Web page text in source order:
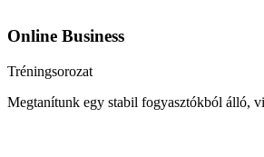
Online Business
Tréningsorozat
Megtanítunk egy stabil fogyasztókból álló,